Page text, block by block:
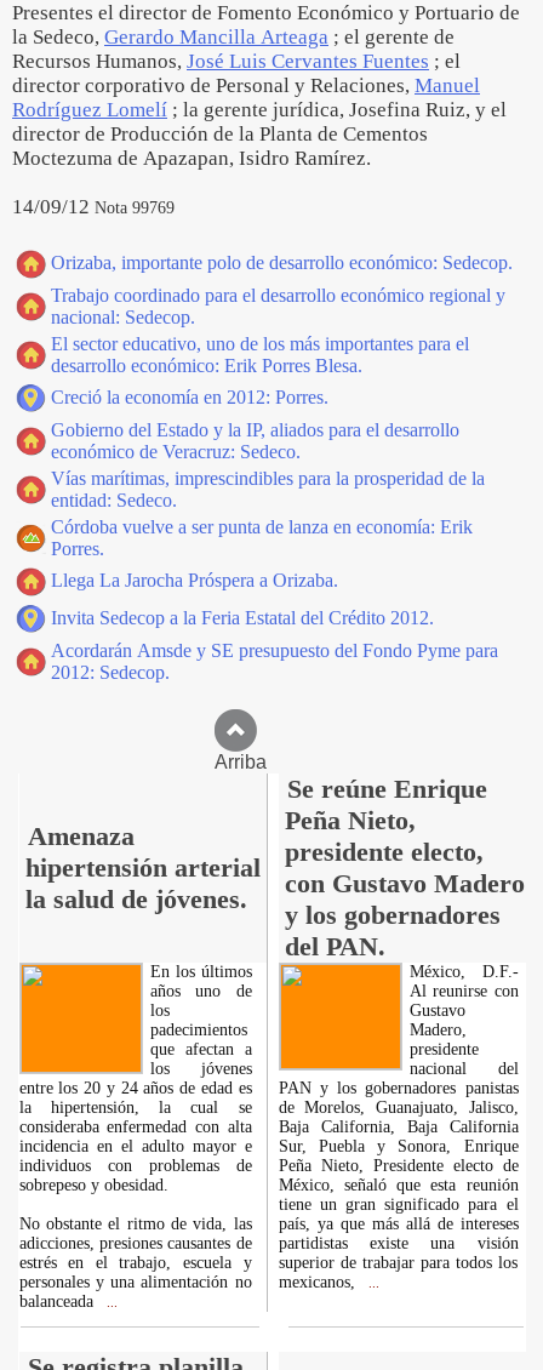
Presentes el director de Fomento Económico y Portuario de
la Sedeco, Gerardo Mancilla Arteaga ; el gerente de
Recursos Humanos, José Luis Cervantes Fuentes ; el
director corporativo de Personal y Relaciones, Manuel
Rodríguez Lomelí ; la gerente jurídica, Josefina Ruiz, y el
director de Producción de la Planta de Cementos
Moctezuma de Apazapan, Isidro Ramírez.
14/09/12 Nota 99769
Orizaba, importante polo de desarrollo económico: Sedecop.
Trabajo coordinado para el desarrollo económico regional y
nacional: Sedecop.
El sector educativo, uno de los más importantes para el
desarrollo económico: Erik Porres Blesa.
Creció la economía en 2012: Porres.
Gobierno del Estado y la IP, aliados para el desarrollo
económico de Veracruz: Sedeco.
Vías marítimas, imprescindibles para la prosperidad de la
entidad: Sedeco.
Córdoba vuelve a ser punta de lanza en economía: Erik
Porres.
Llega La Jarocha Próspera a Orizaba.
Invita Sedecop a la Feria Estatal del Crédito 2012.
Acordarán Amsde y SE presupuesto del Fondo Pyme para
2012: Sedecop.
Arriba
Amenaza
hipertensión arterial
la salud de jóvenes.
Se reúne Enrique
Peña Nieto,
presidente electo,
con Gustavo Madero
y los gobernadores
del PAN.
En los últimos
años uno de
los
padecimientos
que afectan a
los jóvenes
entre los 20 y 24 años de edad es
la hipertensión, la cual se
consideraba enfermedad con alta
incidencia en el adulto mayor e
individuos con problemas de
sobrepeso y obesidad.
No obstante el ritmo de vida, las
adicciones, presiones causantes de
estrés en el trabajo, escuela y
personales y una alimentación no
balanceada
México, D.F.-
Al reunirse con
Gustavo
Madero,
presidente
nacional del
PAN y los gobernadores panistas
de Morelos, Guanajuato, Jalisco,
Baja California, Baja California
Sur, Puebla y Sonora, Enrique
Peña Nieto, Presidente electo de
México, señaló que esta reunión
tiene un gran significado para el
país, ya que más allá de intereses
partidistas existe una visión
superior de trabajar para todos los
mexicanos,